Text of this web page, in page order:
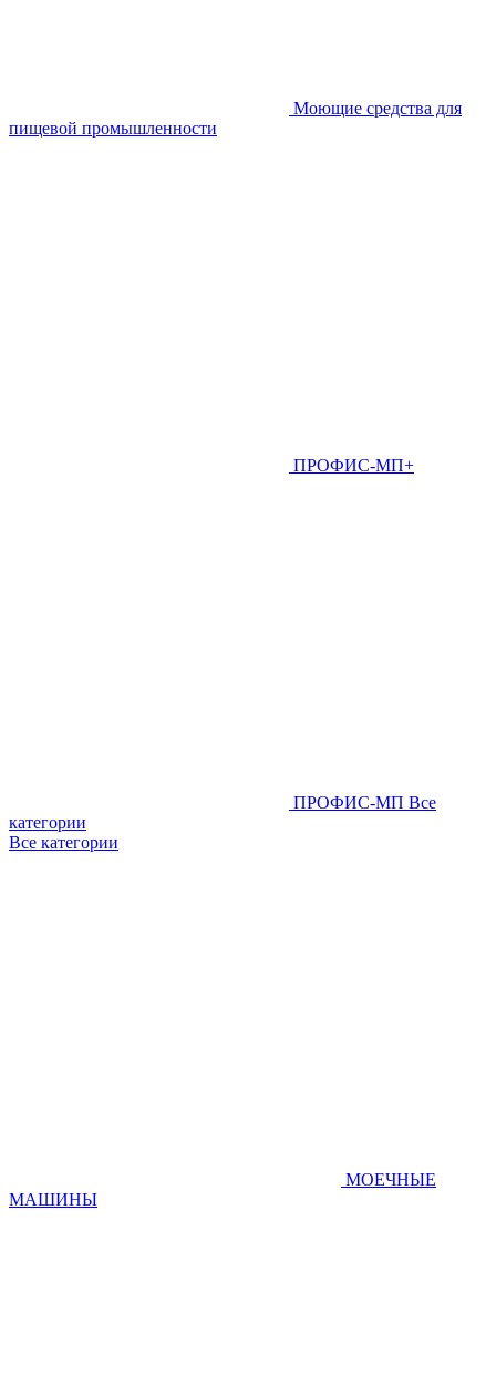
Моющие средства для
пищевой промышленности
ПРОФИС-МП+
ПРОФИС-МП Все
категории
Все категории
МОЕЧНЫЕ
МАШИНЫ